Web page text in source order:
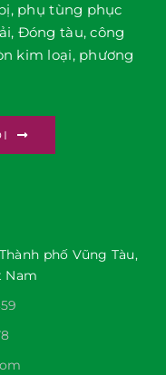
phụ tùng phục
Đóng tàu, công
kim loại, phương
phố Vũng Tàu,
Nam